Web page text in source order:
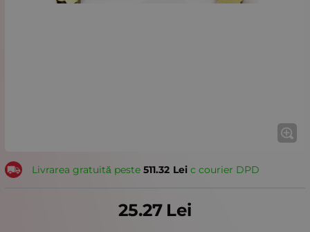
Livrarea gratuită peste 511.32 Leiс courier DPD
25.27 Lei